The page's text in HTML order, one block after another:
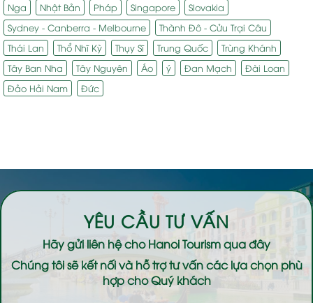
Nga
Nhật Bản Pháp Singapore
Slovakia
Sydney - Canberra - Melbourne
Thành Đô - Cửu Trại Câu
Thái Lan
Thổ Nhĩ Kỳ Thụy Sĩ Trung Quốc
Trùng Khánh
Tây Ban Nha
Tây Nguyên Áo ý Đan Mạch
Đài Loan
Đảo Hải Nam
Đức
YÊU CẦU TƯ VẤN
Hãy gửi liên hệ choHanoi Tourismqua đây
Chúng tôi sẽ kết nối và hỗ trợ tư vấn các lựa chọn phù
hợp cho Quý khách